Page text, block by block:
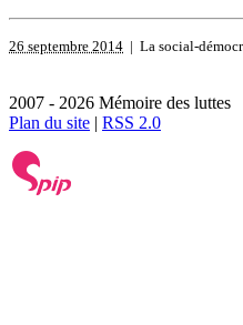
26 septembre 2014 | La social-
2007 - 2026 Mémoire des luttes
Plan du site | RSS 2.0